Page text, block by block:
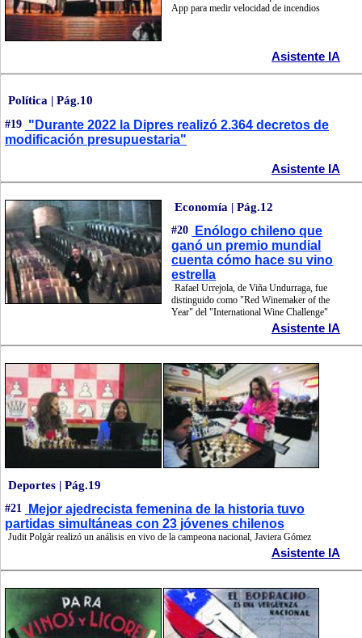
App para medir velocidad de incendios
Asistente IA
Política | Pág.10
#19 "Durante 2022 la Dipres realizó 2.364 decretos de
modificación presupuestaria"
Asistente IA
Economía | Pág.12
#20
Enólogo chileno que
ganó un premio mundial
cuenta cómo hace su vino
estrella
Rafael Urrejola, de Viña Undurraga, fue
distinguido como "Red Winemaker of the
Year" del "International Wine Challenge"
Asistente IA
Deportes | Pág.19
#21
Mejor ajedrecista femenina de la historia tuvo
partidas simultáneas con 23 jóvenes chilenos
Judit Polgár realizó un análisis en vivo de la campeona nacional, Javiera Gómez
Asistente IA